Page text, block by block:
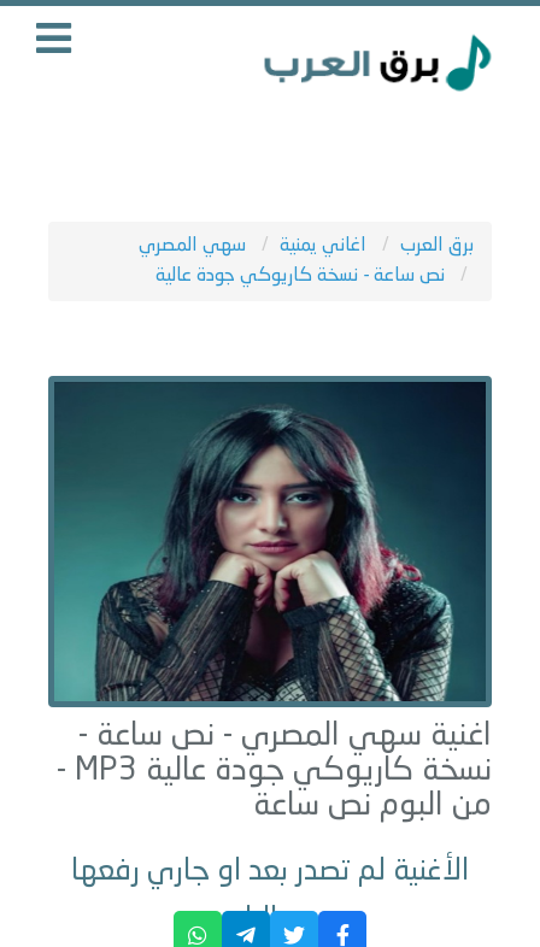
برق العرب اغاني يمنية
سهي المصري
نص ساعة - نسخة كاريوكي جودة عالية
اغنية سهي المصري - نص ساعة -
نسخة كاريوكي جودة عالية
MP3 -
من البوم نص ساعة
الأغنية لم تصدر بعد او جاري رفعها
حاليا